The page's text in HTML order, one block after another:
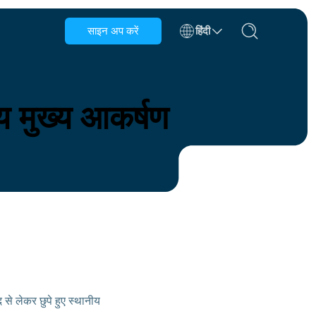
साइन अप करें हिंदी
चिली
डेनमार्क
मुख्य आकर्षण
से लेकर छुपे हुए स्थानीय